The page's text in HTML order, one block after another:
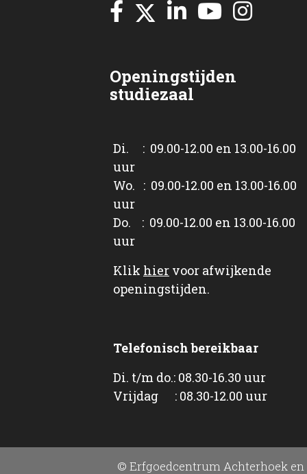
Openingstijden
studiezaal
Di. : 09.00-12.00 en 13.00-16.00
uur
Wo. : 09.00-12.00 en 13.00-16.00
uur
Do. : 09.00-12.00 en 13.00-16.00
uur
Klik hier voor afwijkende
openingstijden.
Telefonisch bereikbaar
Di. t/m do.: 08.30-16.30 uur
Vrijdag : 08.30-12.00 uur
© Erfgoedcentrum Achterhoek en